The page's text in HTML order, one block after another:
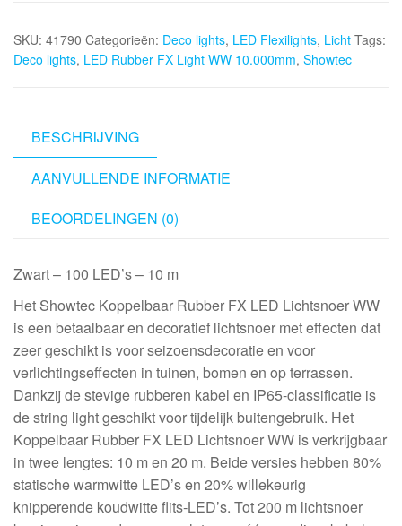
Light
WW
SKU: 41790 Categorieën: Deco lights, LED Flexilights, Licht Tags:
Deco lights, LED Rubber FX Light WW 10.000mm, Showtec
BESCHRIJVING
AANVULLENDE INFORMATIE
BEOORDELINGEN (0)
Zwart – 100 LED’s – 10 m
Het Showtec Koppelbaar Rubber FX LED Lichtsnoer WW
is een betaalbaar en decoratief lichtsnoer met effecten dat
zeer geschikt is voor seizoensdecoratie en voor
verlichtingseffecten in tuinen, bomen en op terrassen.
Dankzij de stevige rubberen kabel en IP65-classificatie is
de string light geschikt voor tijdelijk buitengebruik. Het
Koppelbaar Rubber FX LED Lichtsnoer WW is verkrijgbaar
in twee lengtes: 10 m en 20 m. Beide versies hebben 80%
statische warmwitte LED’s en 20% willekeurig
knipperende koudwitte flits-LED’s. Tot 200 m lichtsnoer